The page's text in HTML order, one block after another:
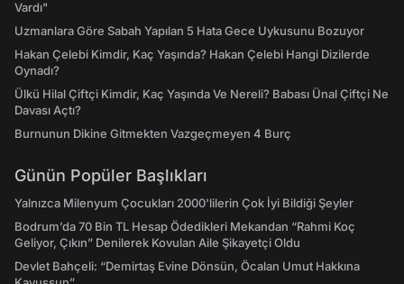
Vardı"
Uzmanlara Göre Sabah Yapılan 5 Hata Gece Uykusunu Bozuyor
Hakan Çelebi Kimdir, Kaç Yaşında? Hakan Çelebi Hangi Dizilerde
Oynadı?
Ülkü Hilal Çiftçi Kimdir, Kaç Yaşında Ve Nereli? Babası Ünal Çiftçi Ne
Davası Açtı?
Burnunun Dikine Gitmekten Vazgeçmeyen 4 Burç
Günün Popüler Başlıkları
Yalnızca Milenyum Çocukları 2000'lilerin Çok İyi Bildiği Şeyler
Bodrum’da 70 Bin TL Hesap Ödedikleri Mekandan “Rahmi Koç
Geliyor, Çıkın” Denilerek Kovulan Aile Şikayetçi Oldu
Devlet Bahçeli: “Demirtaş Evine Dönsün, Öcalan Umut Hakkına